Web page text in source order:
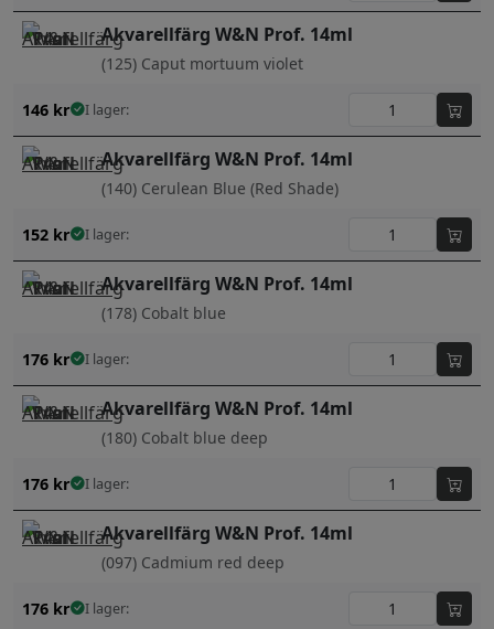
Akvarellfärg W&N Prof. 14ml
(125) Caput mortuum violet
146 kr I lager:
Akvarellfärg W&N Prof. 14ml
(140) Cerulean Blue (Red Shade)
152 kr I lager:
Akvarellfärg W&N Prof. 14ml
(178) Cobalt blue
176 kr I lager:
Akvarellfärg W&N Prof. 14ml
(180) Cobalt blue deep
176 kr I lager:
Akvarellfärg W&N Prof. 14ml
(097) Cadmium red deep
176 kr I lager: